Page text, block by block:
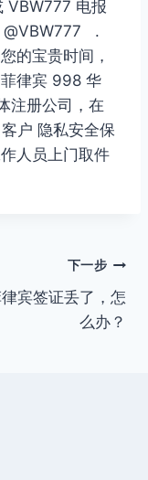
VBW777 电报
@VBW777 .
的宝贵时间，
律宾 998 华
注册公司，在
户 隐私安全保
人员上门取件
下一步
宾签证丢了，怎
么办？